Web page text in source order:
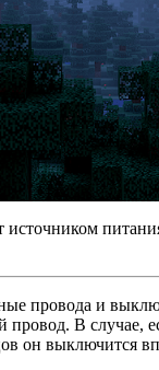
провода и
В случае,
он выключится